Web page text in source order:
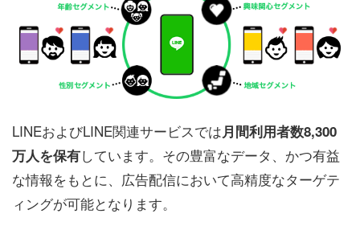
LINEおよびLINE関連サービスでは月間利用者数8,300
万人を保有しています。その豊富なデータ、かつ有益
な情報をもとに、広告配信において高精度なターゲテ
ィングが可能となります。